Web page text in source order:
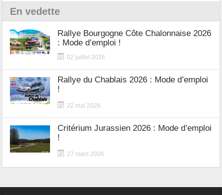
En vedette
Rallye Bourgogne Côte Chalonnaise 2026
: Mode d’emploi !
02 juillet 2026
Rallye du Chablais 2026 : Mode d’emploi
!
22 mai 2026
Critérium Jurassien 2026 : Mode d’emploi
!
27 mars 2026